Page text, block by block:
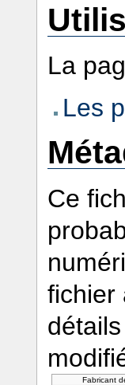
La
Les
Ce
fichier
Fabricant